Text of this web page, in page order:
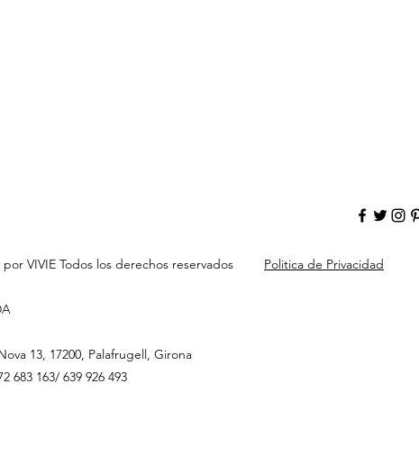
VIVIE Todos los derechos reservados
13, 17200, Palafrugell, Girona
683 163/ 639 926 493
Politica de Privacidad